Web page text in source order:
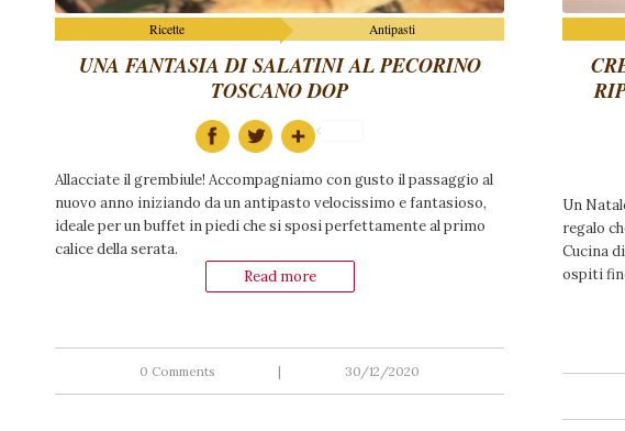
Ricette Antipasti
UNA FANTASIA DI SALATINI AL PECORINO
TOSCANO DOP
Allacciate il grembiule! Accompagniamo con gusto il passaggio al
nuovo anno iniziando da un antipasto velocissimo e fantasioso,
ideale per un buffet in piedi che si sposi perfettamente al primo
calice della serata.
Read more
0 Comments | 30/12/2020
Un
regalo
Cucina
ospiti